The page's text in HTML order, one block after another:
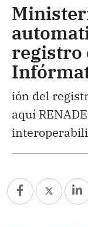
registro
ión del
aquí